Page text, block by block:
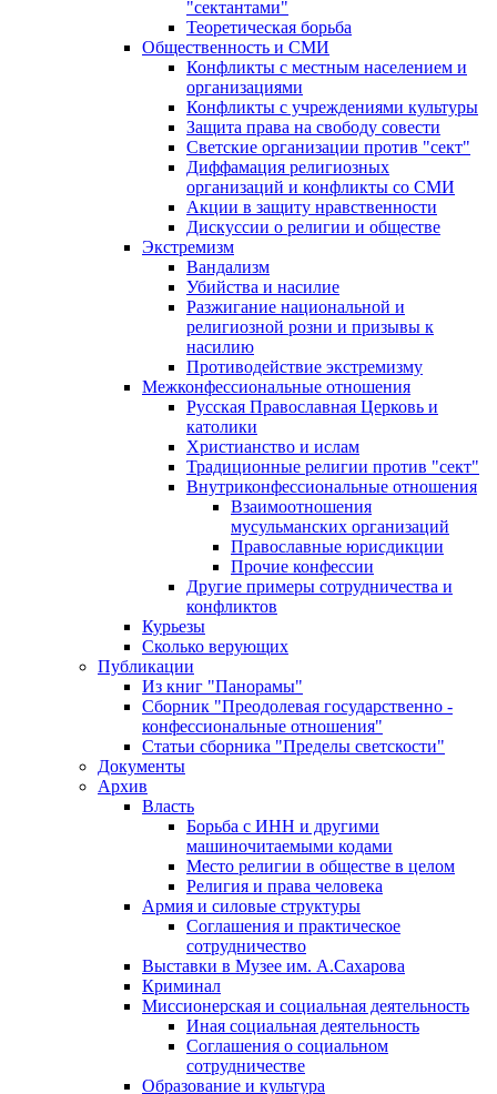
"сектантами"
Теоретическая борьба
Общественность и СМИ
Конфликты с местным населением и
организациями
Конфликты с учреждениями культуры
Защита права на свободу совести
Светские организации против "сект"
Диффамация религиозных
организаций и конфликты со СМИ
Акции в защиту нравственности
Дискуссии о религии и обществе
Экстремизм
Вандализм
Убийства и насилие
Разжигание национальной и
религиозной розни и призывы к
насилию
Противодействие экстремизму
Межконфессиональные отношения
Русская Православная Церковь и
католики
Христианство и ислам
Традиционные религии против "сект"
Внутриконфессиональные отношения
Взаимоотношения
мусульманских организаций
Православные юрисдикции
Прочие конфессии
Другие примеры сотрудничества и
конфликтов
Курьезы
Сколько верующих
Публикации
Из книг "Панорамы"
Сборник "Преодолевая государственно -
конфессиональные отношения"
Статьи сборника "Пределы светскости"
Документы
Архив
Власть
Борьба с ИНН и другими
машиночитаемыми кодами
Место религии в обществе в целом
Религия и права человека
Армия и силовые структуры
Соглашения и практическое
сотрудничество
Выставки в Музее им. А.Сахарова
Криминал
Миссионерская и социальная деятельность
Иная социальная деятельность
Соглашения о социальном
сотрудничестве
Образование и культура